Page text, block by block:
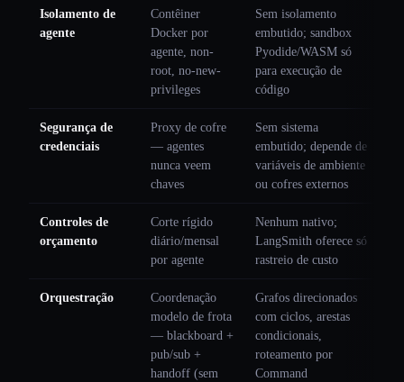
Isolamento de
agente
Contêiner
Docker por
agente, non-
root, no-new-
privileges
Sem isolamento
embutido; sandbox
Pyodide/WASM só
para execução de
código
Segurança de
credenciais
Proxy de cofre
— agentes
nunca veem
chaves
Sem sistema
embutido; depende de
variáveis de ambiente
ou cofres externos
Controles de
orçamento
Corte rígido
diário/mensal
por agente
Nenhum nativo;
LangSmith oferece só
rastreio de custo
Orquestração
Coordenação
modelo de frota
— blackboard +
pub/sub +
handoff (sem
Grafos direcionados
com ciclos, arestas
condicionais,
roteamento por
Command